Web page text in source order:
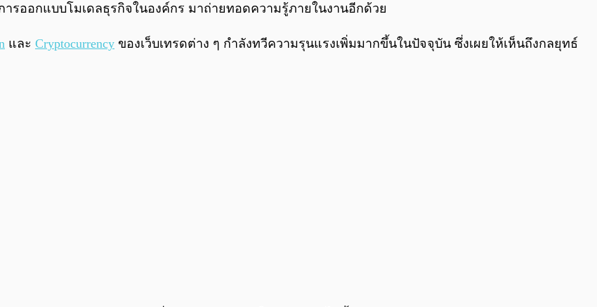
รออกแบบโมเดลธุรกิจในองค์กร มาถ่ายทอดความรู้ภายในงานอีกด้วย
และ Cryptocurrency ของเว็บเทรดต่าง ๆ กำลังทวีความรุนแรงเพิ่มมากขึ้นในปัจจุบัน ซึ่งเผยให้เห็นถึงกลยุทธ์